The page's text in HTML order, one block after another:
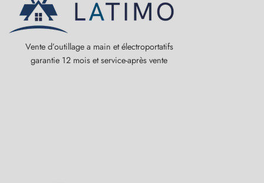
Vente d’outillage a main et électroportatifs
garantie 12 mois et service-après vente